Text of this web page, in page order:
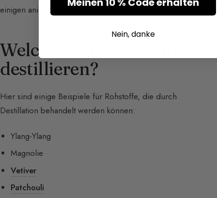
einigen animalischen Nuancen.
Welche Stoffe kann man
destillieren?
Hier sind einige Beispiele für Rohstoffe, die durch
Destillation behandelt werden können:
Ylang-Ylang
Magnolie
Vetiver
Patchouli
Nein, danke